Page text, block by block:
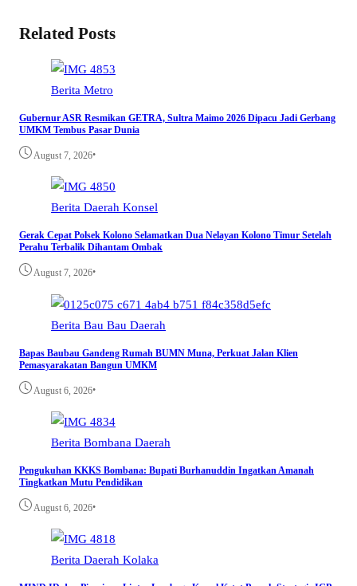
Related Posts
Berita Metro
Gubernur ASR Resmikan GETRA, Sultra Maimo 2026 Dipacu Jadi Gerbang
UMKM Tembus Pasar Dunia
August 7, 2026•
Berita Daerah Konsel
Gerak Cepat Polsek Kolono Selamatkan Dua Nelayan Kolono Timur Setelah
Perahu Terbalik Dihantam Ombak
August 7, 2026•
Berita Bau Bau Daerah
Bapas Baubau Gandeng Rumah BUMN Muna, Perkuat Jalan Klien
Pemasyarakatan Bangun UMKM
August 6, 2026•
Berita Bombana Daerah
Pengukuhan KKKS Bombana: Bupati Burhanuddin Ingatkan Amanah
Tingkatkan Mutu Pendidikan
August 6, 2026•
Berita Daerah Kolaka